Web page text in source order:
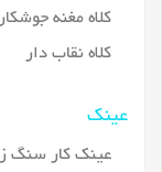
کلاه مغنه
کلاه نقاب دار
عینک
عینک کار سنگ